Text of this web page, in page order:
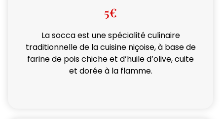
5€
La socca est une spécialité culinaire
traditionnelle de la cuisine niçoise, à base de
farine de pois chiche et d’huile d’olive, cuite
et dorée à la flamme.